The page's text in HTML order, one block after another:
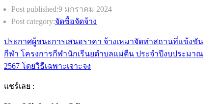
Post published:9 มกราคม 2024
Post category:จัดซื้อจัดจ้าง
ประกาศผู้ชนะการเสนอราคา จ้างเหมาจัดทำสถานที่เเข้งขัน
กีฬา โครงการกีฬานักเรีนยตำบลเเม่ตืน ประจำปีงบประมาณ
2567 โดยวิธีเฉพาะเจาะจง
แชร์เลย :